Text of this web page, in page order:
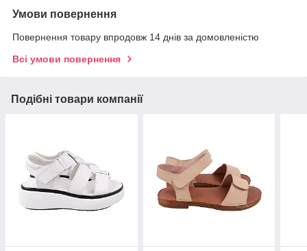
Умови повернення
Повернення товару впродовж 14 днів за домовленістю
Всі умови повернення
Подібні товари компанії